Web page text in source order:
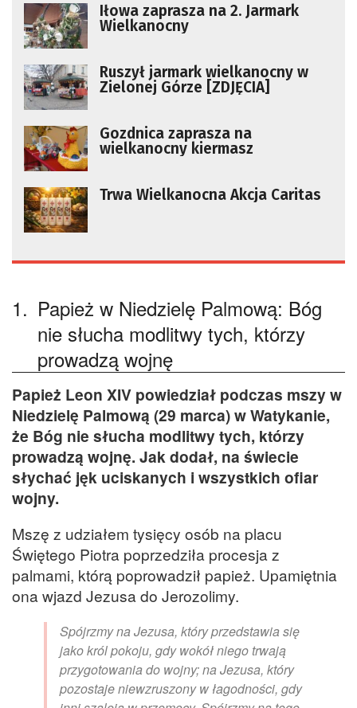
Iłowa zaprasza na 2. Jarmark
Wielkanocny
Ruszył jarmark wielkanocny w
Zielonej Górze [ZDJĘCIA]
Gozdnica zaprasza na
wielkanocny kiermasz
Trwa Wielkanocna Akcja Caritas
1. Papież w Niedzielę Palmową: Bóg
nie słucha modlitwy tych, którzy
prowadzą wojnę
Papież Leon XIV powiedział podczas mszy w
Niedzielę Palmową (29 marca) w Watykanie,
że Bóg nie słucha modlitwy tych, którzy
prowadzą wojnę. Jak dodał, na świecie
słychać jęk uciskanych i wszystkich ofiar
wojny.
Mszę z udziałem tysięcy osób na placu
Świętego Piotra poprzedziła procesja z
palmami, którą poprowadził papież. Upamiętnia
ona wjazd Jezusa do Jerozolimy.
Spójrzmy na Jezusa, który przedstawia się
jako król pokoju, gdy wokół niego trwają
przygotowania do wojny; na Jezusa, który
pozostaje niewzruszony w łagodności, gdy